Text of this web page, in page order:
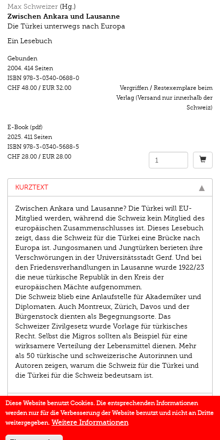
Max Schweizer (Hg.)
Zwischen Ankara und Lausanne
Die Türkei unterwegs nach Europa
Ein Lesebuch
Gebunden
2004. 414 Seiten
ISBN 978-3-0340-0688-0
CHF 48.00 / EUR 32.00
Vergriffen / Restexemplare beim
Verlag (Versand nur innerhalb der
Schweiz)
E-Book (pdf)
2025. 411 Seiten
ISBN 978-3-0340-5688-5
CHF 28.00 / EUR 28.00
KURZTEXT
Zwischen Ankara und Lausanne? Die Türkei will EU-
Mitglied werden, während die Schweiz kein Mitglied des
europäischen Zusammenschlusses ist. Dieses Lesebuch
zeigt, dass die Schweiz für die Türkei eine Brücke nach
Europa ist. Jungosmanen und Jungtürken berieten ihre
Verschwörungen in der Universitätsstadt Genf. Und bei
den Friedensverhandlungen in Lausanne wurde 1922/23
die neue türkische Republik in den Kreis der
europäischen Mächte aufgenommen.
Die Schweiz blieb eine Anlaufstelle für Akademiker und
Diplomaten. Auch Montreux, Zürich, Davos und der
Bürgenstock dienten als Begegnungsorte. Das
Schweizer Zivilgesetz wurde Vorlage für türkisches
Recht. Selbst die Migros sollten als Beispiel für eine
wirksamere Verteilung der Lebensmittel dienen. Mehr
als 50 türkische und schweizerische Autorinnen und
Autoren zeigen, warum die Schweiz für die Türkei und
die Türkei für die Schweiz bedeutsam ist.
AUTOR/IN
EINBLICK
IN DEN MEDIEN
Diese Website benutzt Cookies. Die entsprechenden Informationen
werden nur für die Verbesserung der Website benutzt und nicht an Dritte
weitergegeben. Weitere Informationen